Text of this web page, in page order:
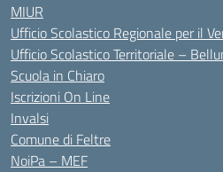
MIUR
Ufficio Scolastico Regionale per il
Ufficio Scolastico Territoriale –
Scuola in Chiaro
Iscrizioni On Line
Invalsi
Comune di Feltre
NoiPa – MEF